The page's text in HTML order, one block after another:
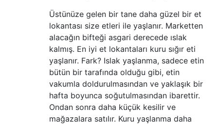
Üstünüze gelen bir tane daha güzel bir et
lokantası size etleri ile yaşlanır. Marketten
alacağın bifteği asgari derecede ıslak
kalmış. En iyi et lokantaları kuru sığır eti
yaşlanır. Fark? Islak yaşlanma, sadece etin
bütün bir tarafında olduğu gibi, etin
vakumla doldurulmasından ve yaklaşık bir
hafta boyunca soğutulmasından ibarettir.
Ondan sonra daha küçük kesilir ve
mağazalara satılır. Kuru yaşlanma daha